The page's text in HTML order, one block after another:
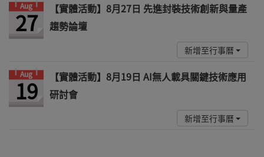
Aug
27
【實體活動】8月27日 先進封裝技術創新與量產
趨勢論壇
新增至行事曆
Aug
19
【實體活動】8月19日 AI無人載具關鍵技術應用
研討會
新增至行事曆